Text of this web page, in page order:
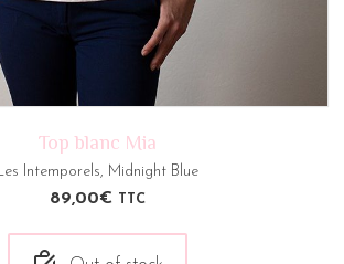
Top blanc Mia
Intemporels, Midnight Blue
89,00€ TTC